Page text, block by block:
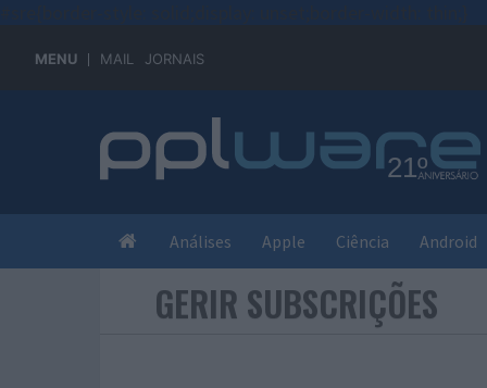
MENU MAIL JORNAIS
Análises Apple Ciência Android
GERIR SUBSCRIÇÕES